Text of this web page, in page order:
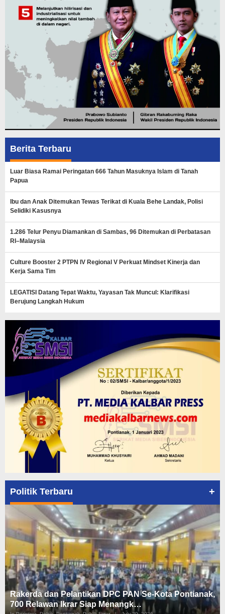
Berita Terbaru
Luar Biasa Ramai Peringatan 666 Tahun Masuknya Islam di Tanah
Papua
Ibu dan Anak Ditemukan Tewas Terikat di Kuala Behe Landak, Polisi
Selidiki Kasusnya
1.286 Telur Penyu Diamankan di Sambas, 96 Ditemukan di Perbatasan
RI–Malaysia
Culture Booster 2 PTPN IV Regional V Perkuat Mindset Kinerja dan
Kerja Sama Tim
LEGATISI Datang Tepat Waktu, Yayasan Tak Muncul: Klarifikasi
Berujung Langkah Hukum
Politik Terbaru +
Rakerda dan Pelantikan DPC PAN Se-Kota Pontianak,
700 Relawan Ikrar Siap Menangk…